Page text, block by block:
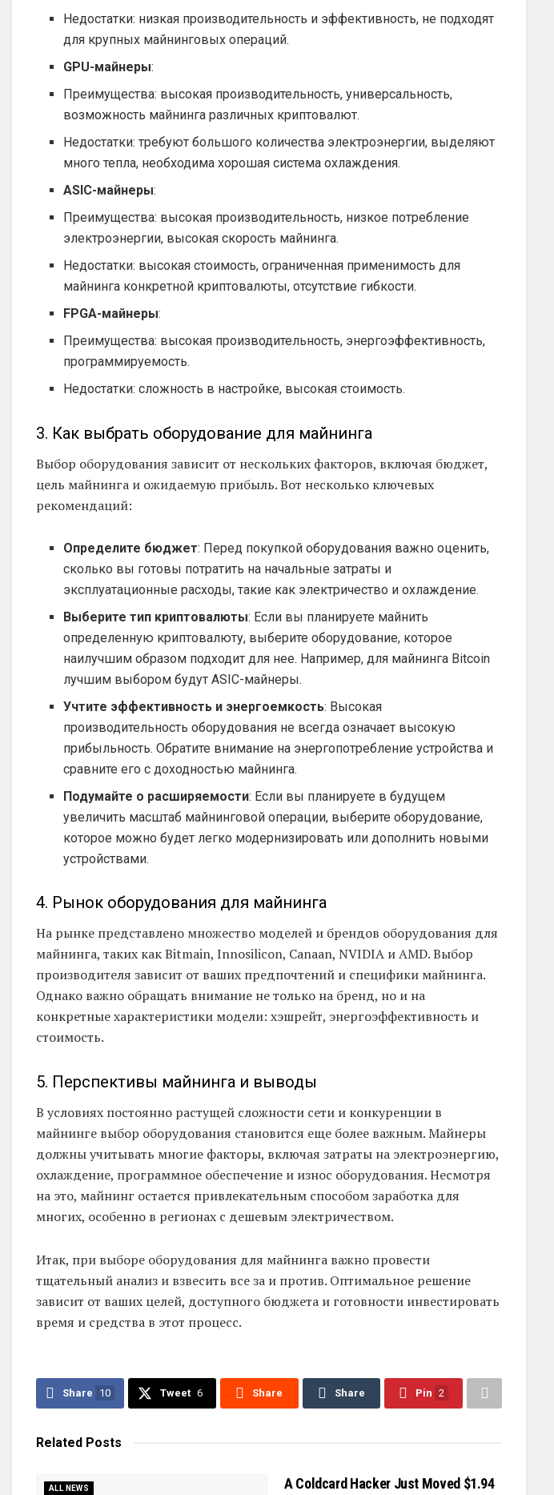
Недостатки: низкая производительность и эффективность, не подходят
для крупных майнинговых операций.
GPU-майнеры:
Преимущества: высокая производительность, универсальность,
возможность майнинга различных криптовалют.
Недостатки: требуют большого количества электроэнергии, выделяют
много тепла, необходима хорошая система охлаждения.
ASIC-майнеры:
Преимущества: высокая производительность, низкое потребление
электроэнергии, высокая скорость майнинга.
Недостатки: высокая стоимость, ограниченная применимость для
майнинга конкретной криптовалюты, отсутствие гибкости.
FPGA-майнеры:
Преимущества: высокая производительность, энергоэффективность,
программируемость.
Недостатки: сложность в настройке, высокая стоимость.
3. Как выбрать оборудование для майнинга
Выбор оборудования зависит от нескольких факторов, включая бюджет,
цель майнинга и ожидаемую прибыль. Вот несколько ключевых
рекомендаций:
Определите бюджет: Перед покупкой оборудования важно оценить,
сколько вы готовы потратить на начальные затраты и
эксплуатационные расходы, такие как электричество и охлаждение.
Выберите тип криптовалюты: Если вы планируете майнить
определенную криптовалюту, выберите оборудование, которое
наилучшим образом подходит для нее. Например, для майнинга Bitcoin
лучшим выбором будут ASIC-майнеры.
Учтите эффективность и энергоемкость: Высокая
производительность оборудования не всегда означает высокую
прибыльность. Обратите внимание на энергопотребление устройства и
сравните его с доходностью майнинга.
Подумайте о расширяемости: Если вы планируете в будущем
увеличить масштаб майнинговой операции, выберите оборудование,
которое можно будет легко модернизировать или дополнить новыми
устройствами.
4. Рынок оборудования для майнинга
На рынке представлено множество моделей и брендов оборудования для
майнинга, таких как Bitmain, Innosilicon, Canaan, NVIDIA и AMD. Выбор
производителя зависит от ваших предпочтений и специфики майнинга.
Однако важно обращать внимание не только на бренд, но и на
конкретные характеристики модели: хэшрейт, энергоэффективность и
стоимость.
5. Перспективы майнинга и выводы
В условиях постоянно растущей сложности сети и конкуренции в
майнинге выбор оборудования становится еще более важным. Майнеры
должны учитывать многие факторы, включая затраты на электроэнергию,
охлаждение, программное обеспечение и износ оборудования. Несмотря
на это, майнинг остается привлекательным способом заработка для
многих, особенно в регионах с дешевым электричеством.
Итак, при выборе оборудования для майнинга важно провести
тщательный анализ и взвесить все за и против. Оптимальное решение
зависит от ваших целей, доступного бюджета и готовности инвестировать
время и средства в этот процесс.
Share 10 Tweet 6 Share Share Pin 2
Related Posts
ALL NEWS A Coldcard Hacker Just Moved $1.94